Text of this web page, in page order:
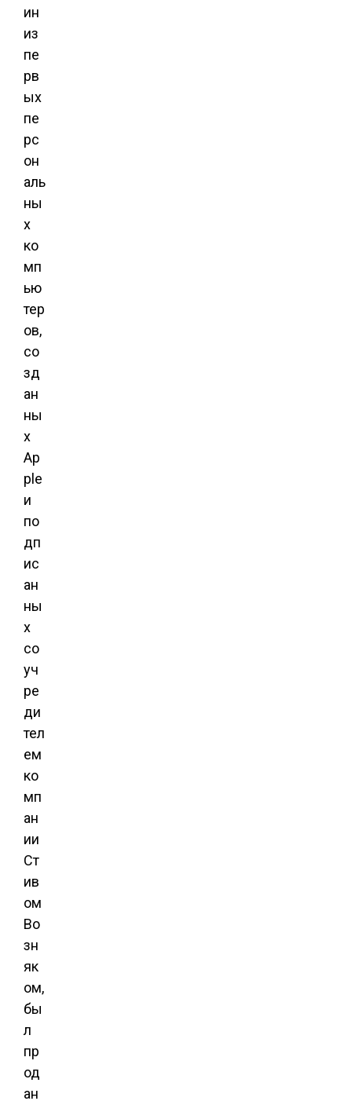
ин
из
пе
рв
ых
пе
рс
он
аль
ны
х
ко
мп
ью
тер
ов,
со
зд
ан
ны
х
Ap
ple
и
по
дп
ис
ан
ны
х
со
уч
ре
ди
тел
ем
ко
мп
ан
ии
Ст
ив
ом
Во
зн
як
ом,
бы
л
пр
од
ан